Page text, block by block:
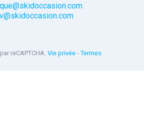
reCAPTCHA. Vie privée- Termes